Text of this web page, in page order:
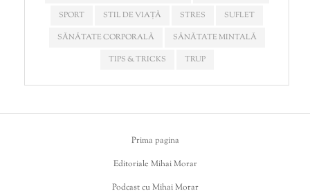
SPORT
STIL DE VIAȚĂ STRES
SUFLET
SĂNĂTATE CORPORALĂ
SĂNĂTATE MINTALĂ
TIPS & TRICKS
TRUP
Prima pagina
Editoriale Mihai Morar
Podcast cu Mihai Morar